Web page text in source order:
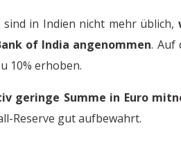
sind in Indien nicht mehr üblich,
of India angenommen. Auf
10% erhoben.
geringe Summe in Euro
Reserve gut aufbewahrt.